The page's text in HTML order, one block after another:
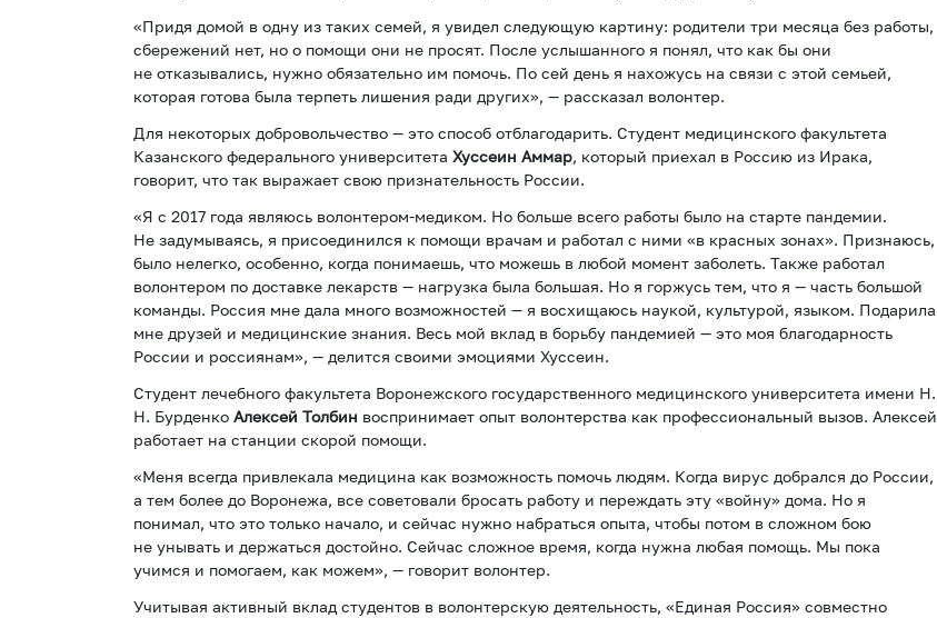
«Придя домой в одну из таких семей, я увидел следующую картину: родители три месяца без работы,
сбережений нет, но о помощи они не просят. После услышанного я понял, что как бы они
не отказывались, нужно обязательно им помочь. По сей день я нахожусь на связи с этой семьей,
которая готова была терпеть лишения ради других», — рассказал волонтер.
Для некоторых добровольчество — это способ отблагодарить. Студент медицинского факультета
Казанского федерального университета Хуссеин Аммар, который приехал в Россию из Ирака,
говорит, что так выражает свою признательность России.
«Я с 2017 года являюсь волонтером-медиком. Но больше всего работы было на старте пандемии.
Не задумываясь, я присоединился к помощи врачам и работал с ними «в красных зонах». Признаюсь,
было нелегко, особенно, когда понимаешь, что можешь в любой момент заболеть. Также работал
волонтером по доставке лекарств — нагрузка была большая. Но я горжусь тем, что я — часть большой
команды. Россия мне дала много возможностей — я восхищаюсь наукой, культурой, языком. Подарила
мне друзей и медицинские знания. Весь мой вклад в борьбу пандемией — это моя благодарность
России и россиянам», — делится своими эмоциями Хуссеин.
Студент лечебного факультета Воронежского государственного медицинского университета имени Н.
Н. Бурденко Алексей Толбин воспринимает опыт волонтерства как профессиональный вызов. Алексей
работает на станции скорой помощи.
«Меня всегда привлекала медицина как возможность помочь людям. Когда вирус добрался до России,
а тем более до Воронежа, все советовали бросать работу и переждать эту «войну» дома. Но я
понимал, что это только начало, и сейчас нужно набраться опыта, чтобы потом в сложном бою
не унывать и держаться достойно. Сейчас сложное время, когда нужна любая помощь. Мы пока
учимся и помогаем, как можем», — говорит волонтер.
Учитывая активный вклад студентов в волонтерскую деятельность, «Единая Россия» совместно